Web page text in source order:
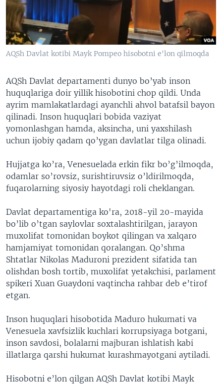
VIDEO
XABARLAR SURATLARDA
ODNOKLASSNIKI
TELEGRAM
TWITTER
AQSh Davlat kotibi Mayk Pompeo hisobotni e'lon qilmoqda
AQSh Davlat departamenti dunyo bo’yab inson
huquqlariga doir yillik hisobotini chop qildi. Unda
ayrim mamlakatlardagi ayanchli ahvol batafsil bayon
qilinadi. Inson huquqlari bobida vaziyat
yomonlashgan hamda, aksincha, uni yaxshilash
uchun ijobiy qadam qo’ygan davlatlar tilga olinadi.
Hujjatga ko’ra, Venesuelada erkin fikr bo’g’ilmoqda,
odamlar so’rovsiz, surishtiruvsiz o’ldirilmoqda,
fuqarolarning siyosiy hayotdagi roli cheklangan.
Davlat departamentiga ko'ra, 2018-yil 20-mayida
bo’lib o’tgan saylovlar soxtalashtirilgan, jarayon
muxolifat tomonidan boykot qilingan va xalqaro
hamjamiyat tomonidan qoralangan. Qo’shma
Shtatlar Nikolas Maduroni prezident sifatida tan
olishdan bosh tortib, muxolifat yetakchisi, parlament
spikeri Xuan Guaydoni vaqtincha rahbar deb e’tirof
etgan.
Inson huquqlari hisobotida Maduro hukumati va
Venesuela xavfsizlik kuchlari korrupsiyaga botgani,
inson savdosi, bolalarni majburan ishlatish kabi
illatlarga qarshi hukumat kurashmayotgani aytiladi.
Hisobotni e’lon qilgan AQSh Davlat kotibi Mayk